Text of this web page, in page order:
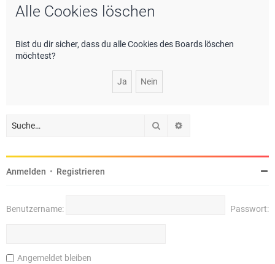
Alle Cookies löschen
Bist du dir sicher, dass du alle Cookies des Boards löschen
möchtest?
Suche
Anmelden • Registrieren
Benutzername: Passwort:
Angemeldet bleiben